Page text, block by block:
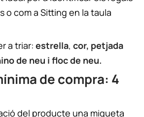
o com a Sitting en la taula
a triar: estrella, cor, petjada
de neu i floc de neu.
de compra: 4
del producte una miqueta